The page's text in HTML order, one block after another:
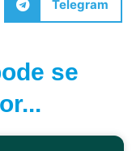
Telegram
se